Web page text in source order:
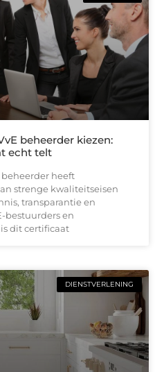
beheerder kiezen:
echt telt
beheerder heeft
strenge kwaliteitseisen
transparantie en
bestuurders en
dit certificaat
DIENSTVERLENING